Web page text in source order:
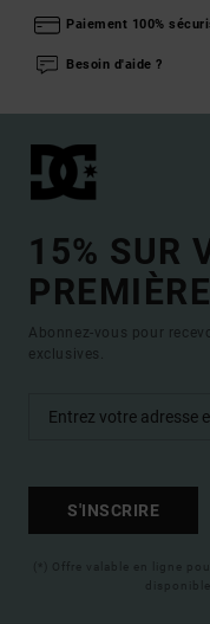
Paiement 100%
Besoin d'aide ?
15% SUR
Abonnez-vous pour
exclusives.
S'INSCRIRE
(*) Offre valable en ligne